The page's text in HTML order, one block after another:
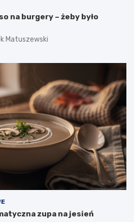
na burgery – żeby było
Matuszewski
zupa na jesień